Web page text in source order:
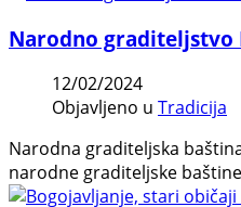
Narodno graditeljstvo
12/02/2024
Objavljeno u Tradicija
Narodna graditeljska
narodne graditeljske